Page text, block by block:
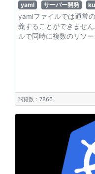
yaml サーバー開発
yamlファイルでは通常
義することができませ
ルで同時に複数のリソ
閲覧数：7866